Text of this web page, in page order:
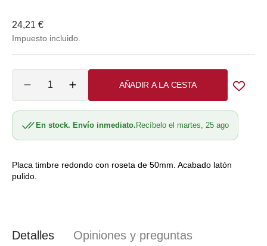
Precio
habitual
24,21 €
Impuesto incluido.
Reducir
cantidad
para
Placa
timbre
Reguitti
LM0722LP00
Aumentar
cantidad
para
Placa
timbre
Reguitti
AÑADIR A LA CESTA
En stock. Envío inmediato. Recíbelo el martes, 25 ago
Placa timbre redondo con roseta de 50mm. Acabado latón
pulido.
Detalles Opiniones y preguntas